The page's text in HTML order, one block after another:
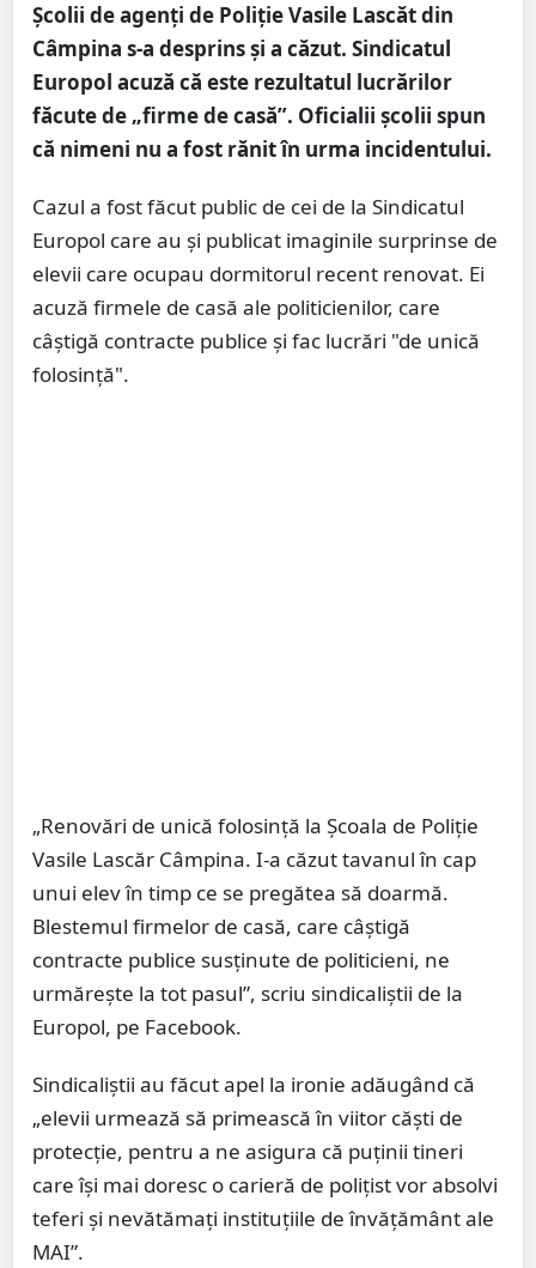
Şcolii de agenţi de Poliţie Vasile Lascăt din
Câmpina s-a desprins şi a căzut. Sindicatul
Europol acuză că este rezultatul lucrărilor
făcute de „firme de casă”. Oficialii şcolii spun
că nimeni nu a fost rănit în urma incidentului.
Cazul a fost făcut public de cei de la Sindicatul
Europol care au și publicat imaginile surprinse de
elevii care ocupau dormitorul recent renovat. Ei
acuză firmele de casă ale politicienilor, care
câștigă contracte publice și fac lucrări "de unică
folosință".
„Renovări de unică folosinţă la Şcoala de Poliţie
Vasile Lascăr Câmpina. I-a căzut tavanul în cap
unui elev în timp ce se pregătea să doarmă.
Blestemul firmelor de casă, care câştigă
contracte publice susţinute de politicieni, ne
urmăreşte la tot pasul”, scriu sindicaliştii de la
Europol, pe Facebook.
Sindicaliștii au făcut apel la ironie adăugând că
„elevii urmează să primească în viitor căşti de
protecţie, pentru a ne asigura că puţinii tineri
care îşi mai doresc o carieră de poliţist vor absolvi
teferi şi nevătămaţi instituţiile de învăţământ ale
MAI”.